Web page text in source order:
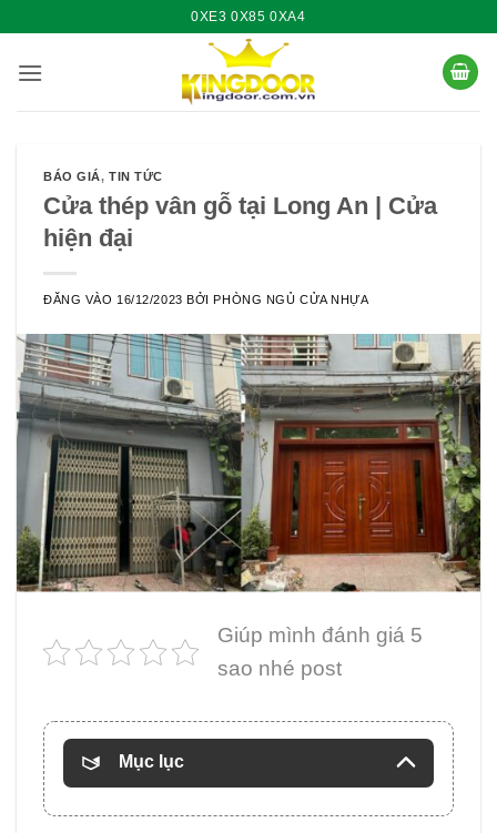
nội
0XE3 0X85 0XA4
BÁO GIÁ,TIN TỨC
Cửa thép vân gỗ tại Long An | Cửa
hiện đại
ĐĂNG VÀO 16/12/2023 BỞIPHÒNG NGỦ CỬA NHỰA
Giúp mình đánh giá 5
sao nhé post
Mục lục